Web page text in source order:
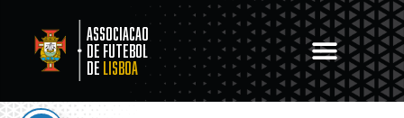
Associacao
de Futebol
de Lisboa